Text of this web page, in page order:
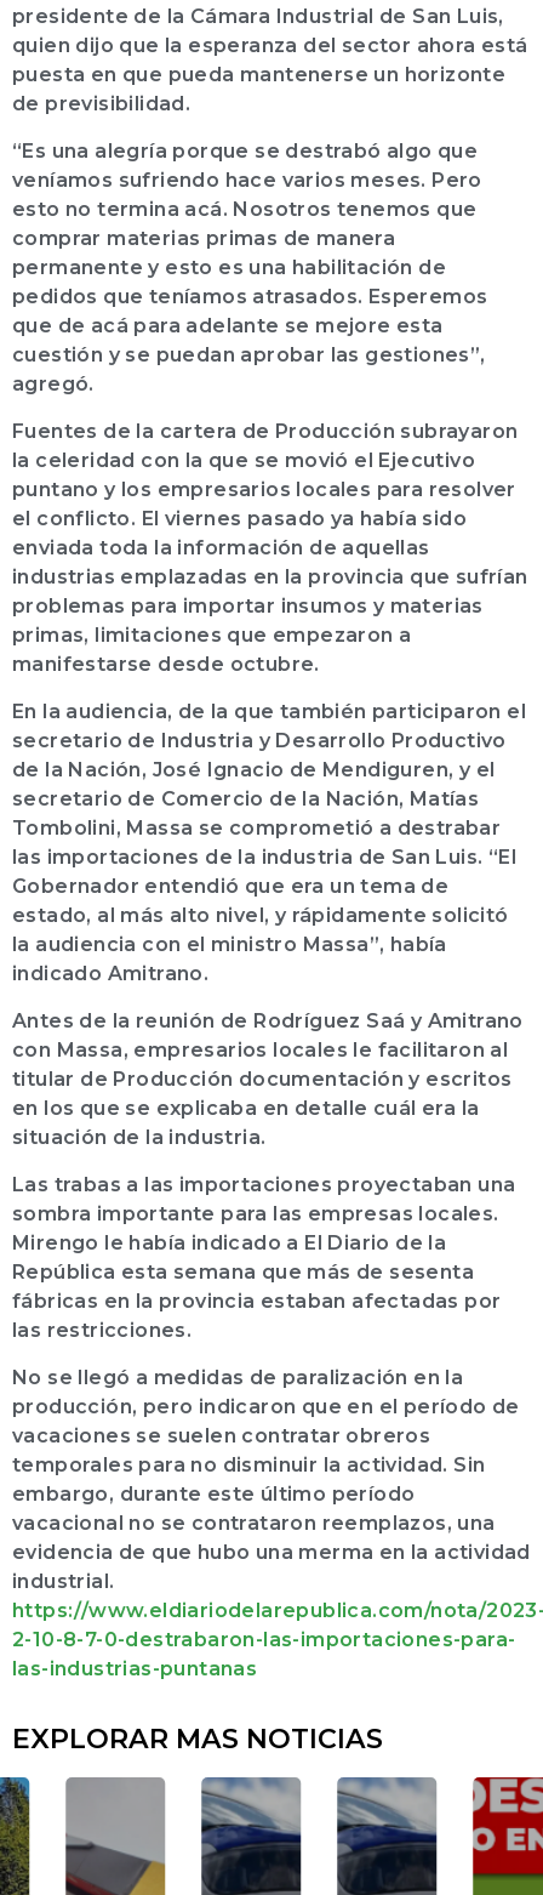
presidente de la Cámara Industrial de San Luis,
quien dijo que la esperanza del sector ahora está
puesta en que pueda mantenerse un horizonte
de previsibilidad.
“Es una alegría porque se destrabó algo que
veníamos sufriendo hace varios meses. Pero
esto no termina acá. Nosotros tenemos que
comprar materias primas de manera
permanente y esto es una habilitación de
pedidos que teníamos atrasados. Esperemos
que de acá para adelante se mejore esta
cuestión y se puedan aprobar las gestiones”,
agregó.
Fuentes de la cartera de Producción subrayaron
la celeridad con la que se movió el Ejecutivo
puntano y los empresarios locales para resolver
el conflicto. El viernes pasado ya había sido
enviada toda la información de aquellas
industrias emplazadas en la provincia que sufrían
problemas para importar insumos y materias
primas, limitaciones que empezaron a
manifestarse desde octubre.
En la audiencia, de la que también participaron el
secretario de Industria y Desarrollo Productivo
de la Nación, José Ignacio de Mendiguren, y el
secretario de Comercio de la Nación, Matías
Tombolini, Massa se comprometió a destrabar
las importaciones de la industria de San Luis. “El
Gobernador entendió que era un tema de
estado, al más alto nivel, y rápidamente solicitó
la audiencia con el ministro Massa”, había
indicado Amitrano.
Antes de la reunión de Rodríguez Saá y Amitrano
con Massa, empresarios locales le facilitaron al
titular de Producción documentación y escritos
en los que se explicaba en detalle cuál era la
situación de la industria.
Las trabas a las importaciones proyectaban una
sombra importante para las empresas locales.
Mirengo le había indicado a El Diario de la
República esta semana que más de sesenta
fábricas en la provincia estaban afectadas por
las restricciones.
No se llegó a medidas de paralización en la
producción, pero indicaron que en el período de
vacaciones se suelen contratar obreros
temporales para no disminuir la actividad. Sin
embargo, durante este último período
vacacional no se contrataron reemplazos, una
evidencia de que hubo una merma en la actividad
industrial.
https://www.eldiariodelarepublica.com/nota/
2-10-8-7-0-destrabaron-las-importaciones-para-
las-industrias-puntanas
EXPLORAR MAS NOTICIAS